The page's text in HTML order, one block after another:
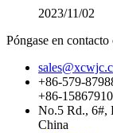
2023/11/02
Póngase en
+86-579-
+86-
No.5 Rd., 6#,
China